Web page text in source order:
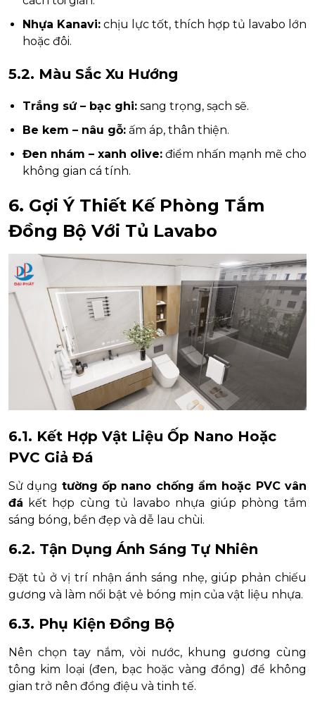
Nhựa Kanavi: chịu lực tốt, thích hợp tủ lavabo lớn
hoặc đôi.
5.2. Màu Sắc Xu Hướng
Trắng sứ – bạc ghi: sang trọng, sạch sẽ.
Be kem – nâu gỗ: ấm áp, thân thiện.
Đen nhám – xanh olive: điểm nhấn mạnh mẽ cho
không gian cá tính.
6. Gợi Ý Thiết Kế Phòng Tắm
Đồng Bộ Với Tủ Lavabo
6.1. Kết Hợp Vật Liệu Ốp Nano Hoặc
PVC Giả Đá
Sử dụng tường ốp nano chống ẩm hoặc PVC vân
đá kết hợp cùng tủ lavabo nhựa giúp phòng tắm
sáng bóng, bền đẹp và dễ lau chùi.
6.2. Tận Dụng Ánh Sáng Tự Nhiên
Đặt tủ ở vị trí nhận ánh sáng nhẹ, giúp phản chiếu
gương và làm nổi bật vẻ bóng mịn của vật liệu nhựa.
6.3. Phụ Kiện Đồng Bộ
Nên chọn tay nắm, vòi nước, khung gương cùng
tông kim loại (đen, bạc hoặc vàng đồng) để không
gian trở nên đồng điệu và tinh tế.